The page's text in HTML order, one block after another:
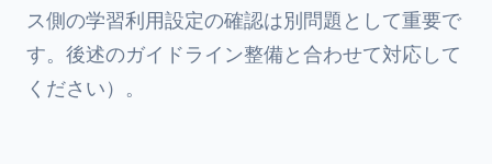
ス側の学習利用設定の確認は別問題として重要で
す。後述のガイドライン整備と合わせて対応して
ください）。